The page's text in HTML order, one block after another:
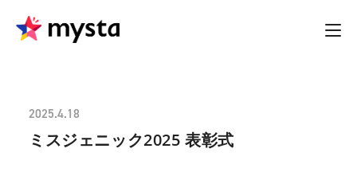
2025.4.18
ミスジェニック2025 表彰式